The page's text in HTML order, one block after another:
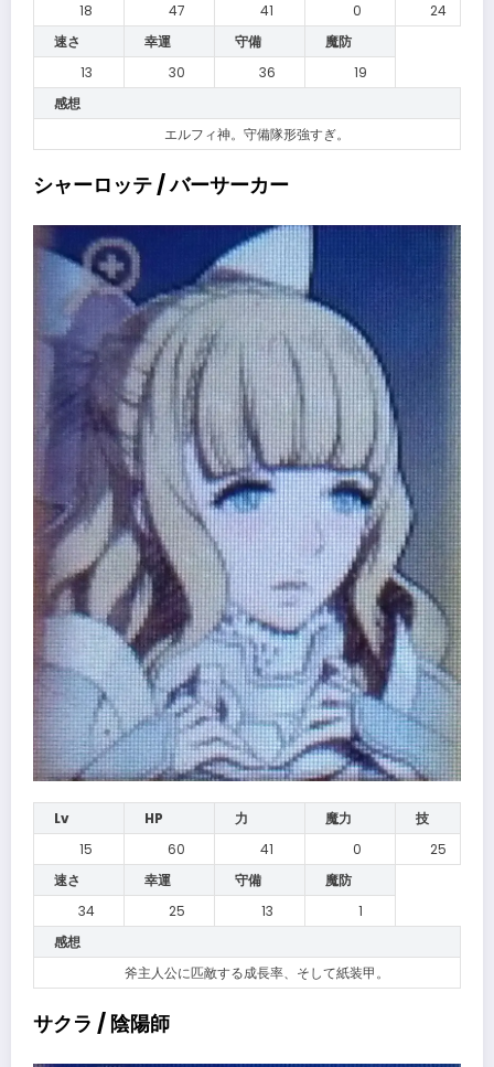
18
47 41 0
24
速さ
幸運 守備
魔防
13
30 36
19
感想
エルフィ神。守備隊形強すぎ。
シャーロッテ / バーサーカー
Lv HP 力 魔力
技
15
60 41 0
25
速さ
幸運 守備
魔防
34
25 13
1
感想
斧主人公に匹敵する成長率、そして紙装甲。
サクラ / 陰陽師